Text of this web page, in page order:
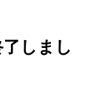
了しまし